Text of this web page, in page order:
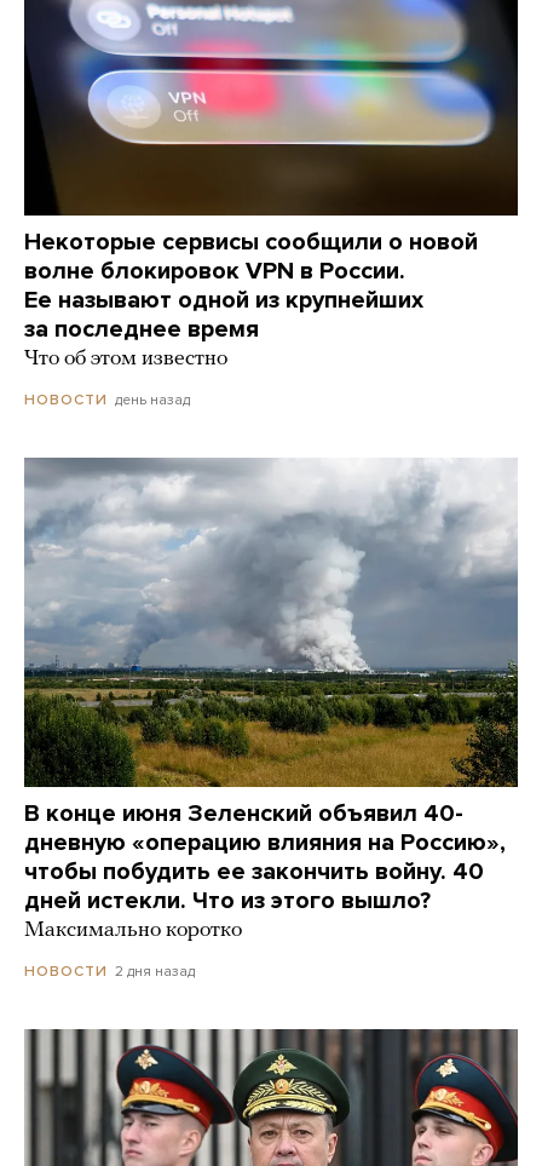
Некоторые сервисы сообщили о новой
волне блокировок VPN в России.
Ее называют одной из крупнейших
за последнее время
Что об этом известно
НОВОСТИ день назад
В конце июня Зеленский объявил 40-
дневную «операцию влияния на Россию»,
чтобы побудить ее закончить войну. 40
дней истекли. Что из этого вышло?
Максимально коротко
НОВОСТИ 2 дня назад